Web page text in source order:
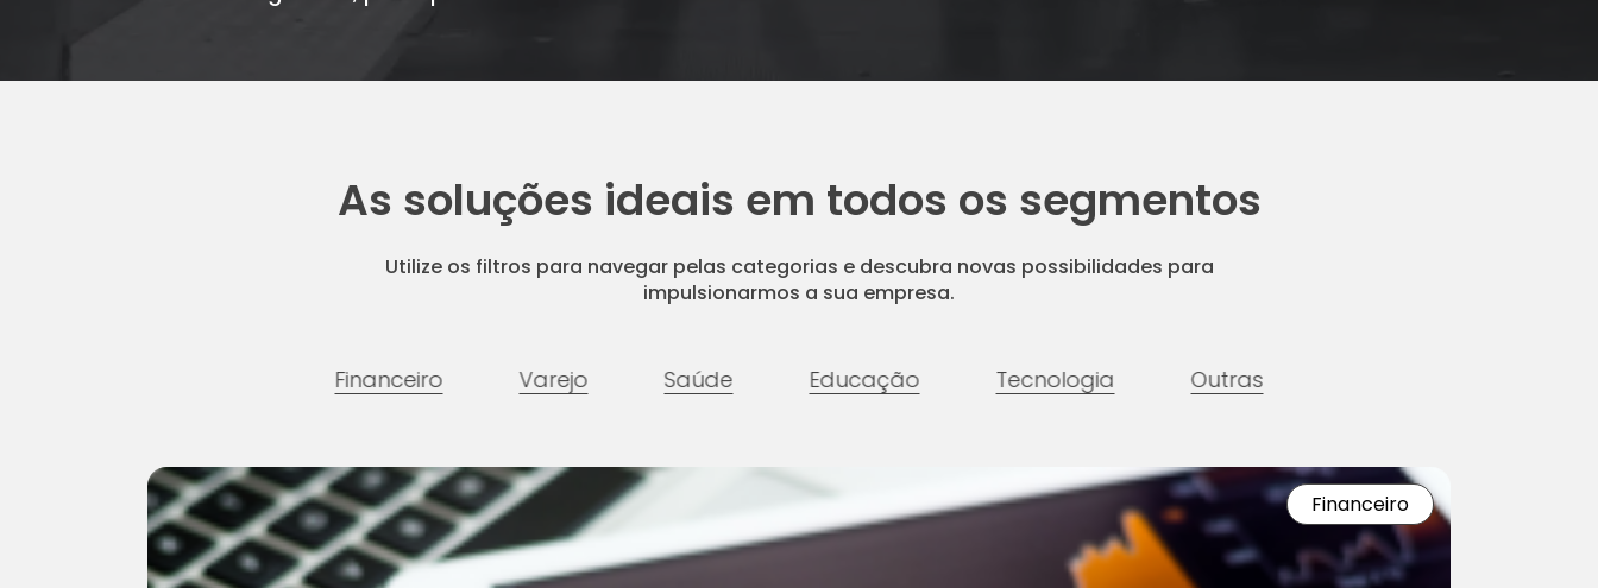
As soluções ideais em todos os segmentos
Utilize os filtros para navegar pelas categorias e descubra novas possibilidades para
impulsionarmos a sua empresa.
Financeiro Varejo Saúde Educação Tecnologia Outras
Financeiro